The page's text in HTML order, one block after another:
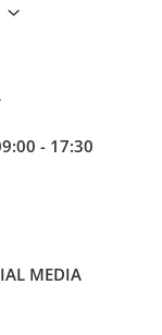
- 17:30
MEDIA